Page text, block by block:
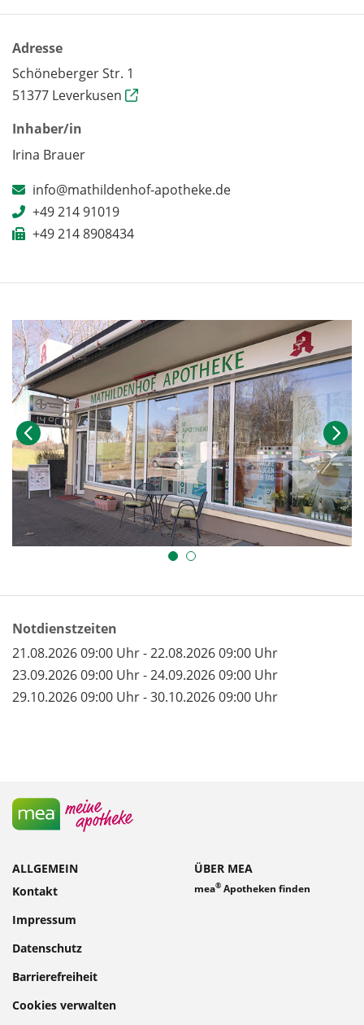
Adresse
Schöneberger Str. 1
51377 Leverkusen
Inhaber/in
Irina Brauer
info@mathildenhof-apotheke.de
+49 214 91019
+49 214 8908434
Notdienstzeiten
21.08.2026 09:00 Uhr - 22.08.2026 09:00 Uhr
23.09.2026 09:00 Uhr - 24.09.2026 09:00 Uhr
29.10.2026 09:00 Uhr - 30.10.2026 09:00 Uhr
ALLGEMEIN
Kontakt
Impressum
Datenschutz
Barrierefreiheit
Cookies verwalten
ÜBER MEA
mea® Apotheken finden